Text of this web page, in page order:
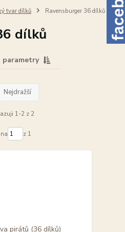
tvar dílků Ravensburger 36 dílků
dílků
parametry
Nejdražší
1-2 z 2
z 1